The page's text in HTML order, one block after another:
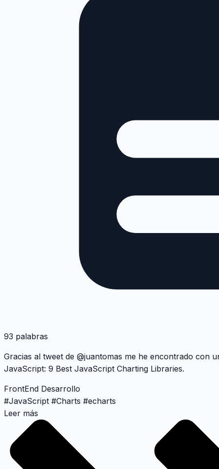
93 palabras
Gracias al tweet de @juantomas me he encontrado con
JavaScript: 9 Best JavaScript Charting Libraries.
FrontEnd Desarrollo
#JavaScript #Charts #echarts
Leer más